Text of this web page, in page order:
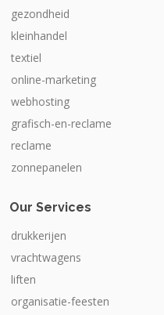
gezondheid
kleinhandel
textiel
online-marketing
webhosting
grafisch-en-reclame
reclame
zonnepanelen
Our Services
drukkerijen
vrachtwagens
liften
organisatie-feesten